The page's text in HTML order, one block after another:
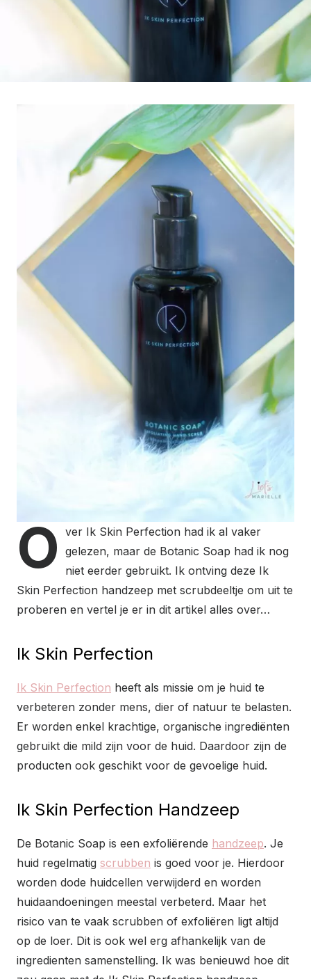
O ver Ik Skin Perfection had ik al vaker
gelezen, maar de Botanic Soap had ik nog
niet eerder gebruikt. Ik ontving deze Ik
Skin Perfection handzeep met scrubdeeltje om uit te
proberen en vertel je er in dit artikel alles over…
Ik Skin Perfection
Ik Skin Perfection heeft als missie om je huid te
verbeteren zonder mens, dier of natuur te belasten.
Er worden enkel krachtige, organische ingrediënten
gebruikt die mild zijn voor de huid. Daardoor zijn de
producten ook geschikt voor de gevoelige huid.
Ik Skin Perfection Handzeep
De Botanic Soap is een exfoliërende handzeep. Je
huid regelmatig scrubben is goed voor je. Hierdoor
worden dode huidcellen verwijderd en worden
huidaandoeningen meestal verbeterd. Maar het
risico van te vaak scrubben of exfoliëren ligt altijd
op de loer. Dit is ook wel erg afhankelijk van de
ingredienten samenstelling. Ik was benieuwd hoe dit